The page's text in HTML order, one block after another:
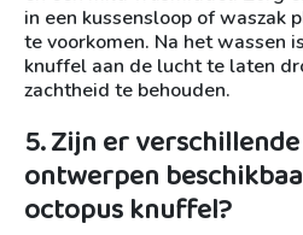
in een kussensloop of waszak
te voorkomen. Na het wassen
knuffel aan de lucht te laten
zachtheid te behouden.
5. Zijn er
ontwerpen
octopus knuffel?